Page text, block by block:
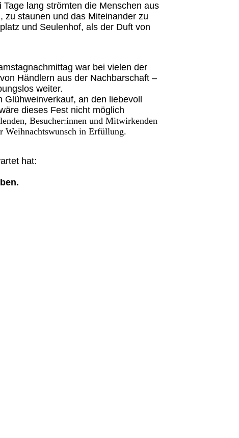
lang strömten die Menschen aus
staunen und das Miteinander zu
und Seulenhof, als der Duft von
war bei vielen der
Händlern aus der Nachbarschaft –
weiter.
an den liebevoll
dieses Fest nicht möglich
Besucher:innen und Mitwirkenden
Weihnachtswunsch in Erfüllung.
hat: